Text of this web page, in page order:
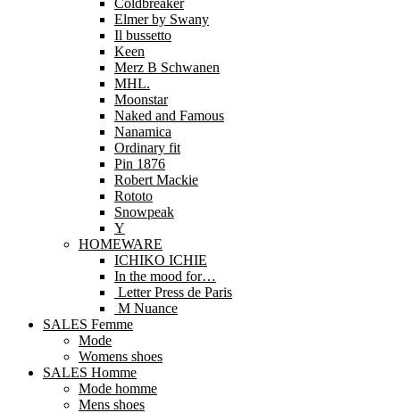
Coldbreaker
Elmer by Swany
Il bussetto
Keen
Merz B Schwanen
MHL.
Moonstar
Naked and Famous
Nanamica
Ordinary fit
Pin 1876
Robert Mackie
Rototo
Snowpeak
Y
HOMEWARE
ICHIKO ICHIE
In the mood for…
Letter Press de Paris
M Nuance
SALES Femme
Mode
Womens shoes
SALES Homme
Mode homme
Mens shoes